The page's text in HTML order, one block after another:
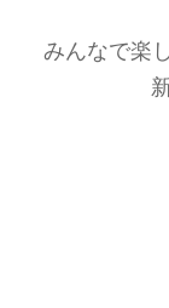
みんなで楽